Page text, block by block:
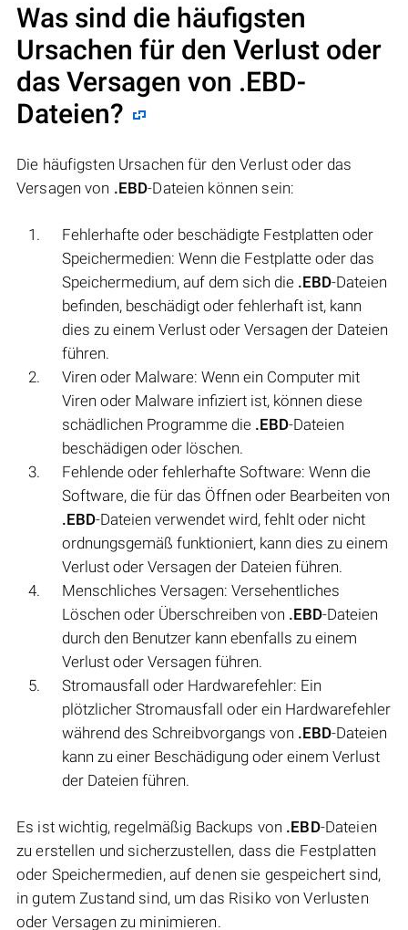
Was sind die häufigsten
Ursachen für den Verlust oder
das Versagen von .EBD-
Dateien?
Die häufigsten Ursachen für den Verlust oder das
Versagen von .EBD-Dateien können sein:
Fehlerhafte oder beschädigte Festplatten oder
Speichermedien: Wenn die Festplatte oder das
Speichermedium, auf dem sich die .EBD-Dateien
befinden, beschädigt oder fehlerhaft ist, kann
dies zu einem Verlust oder Versagen der Dateien
führen.
Viren oder Malware: Wenn ein Computer mit
Viren oder Malware infiziert ist, können diese
schädlichen Programme die .EBD-Dateien
beschädigen oder löschen.
Fehlende oder fehlerhafte Software: Wenn die
Software, die für das Öffnen oder Bearbeiten von
.EBD-Dateien verwendet wird, fehlt oder nicht
ordnungsgemäß funktioniert, kann dies zu einem
Verlust oder Versagen der Dateien führen.
Menschliches Versagen: Versehentliches
Löschen oder Überschreiben von .EBD-Dateien
durch den Benutzer kann ebenfalls zu einem
Verlust oder Versagen führen.
Stromausfall oder Hardwarefehler: Ein
plötzlicher Stromausfall oder ein Hardwarefehler
während des Schreibvorgangs von .EBD-Dateien
kann zu einer Beschädigung oder einem Verlust
der Dateien führen.
Es ist wichtig, regelmäßig Backups von .EBD-Dateien
zu erstellen und sicherzustellen, dass die Festplatten
oder Speichermedien, auf denen sie gespeichert sind,
in gutem Zustand sind, um das Risiko von Verlusten
oder Versagen zu minimieren.